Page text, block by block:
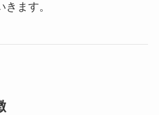
ます。